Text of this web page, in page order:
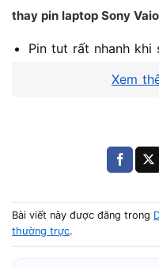
thay pin laptop Sony Vaio
Pin tụt rất nhanh khi
Laptop chỉ hoạt
Pin bị phồng hoặc
cấp sau thời gian dài sử
hiện tượng này có liên
Xem
Bài viết này được đăng trong
thường trực.